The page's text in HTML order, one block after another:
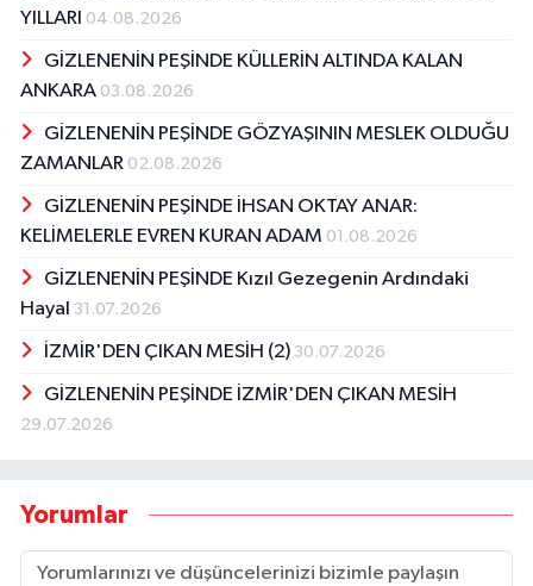
YILLARI 04.08.2026
GİZLENENİN PEŞİNDE KÜLLERİN ALTINDA KALAN
ANKARA 03.08.2026
GİZLENENİN PEŞİNDE GÖZYAŞININ MESLEK OLDUĞU
ZAMANLAR 02.08.2026
GİZLENENİN PEŞİNDE İHSAN OKTAY ANAR:
KELİMELERLE EVREN KURAN ADAM 01.08.2026
GİZLENENİN PEŞİNDE Kızıl Gezegenin Ardındaki
Hayal 31.07.2026
İZMİR'DEN ÇIKAN MESİH (2) 30.07.2026
GİZLENENİN PEŞİNDE İZMİR'DEN ÇIKAN MESİH
29.07.2026
Yorumlar